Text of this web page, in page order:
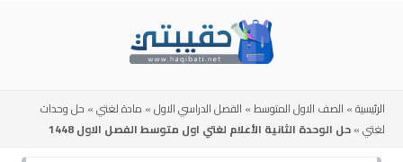
الرئيسية» الصف الاول المتوسط» الفصل الدراسي الاول» مادة لغتي» حل وحدات
لغتي»حل الوحدة الثانية الأعلام لغتي اول متوسط الفصل الاول 1448